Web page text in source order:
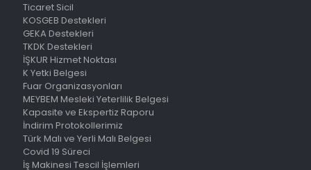
Ticaret Sicil
KOSGEB Destekleri
GEKA Destekleri
TKDK Destekleri
İŞKUR Hizmet Noktası
K Yetki Belgesi
Fuar Organizasyonları
MEYBEM Mesleki Yeterlilik Belgesi
Kapasite ve Ekspertiz Raporu
İndirim Protokollerimiz
Türk Malı ve Yerli Malı Belgesi
Covid 19 Süreci
İş Makinesi Tescil İşlemleri